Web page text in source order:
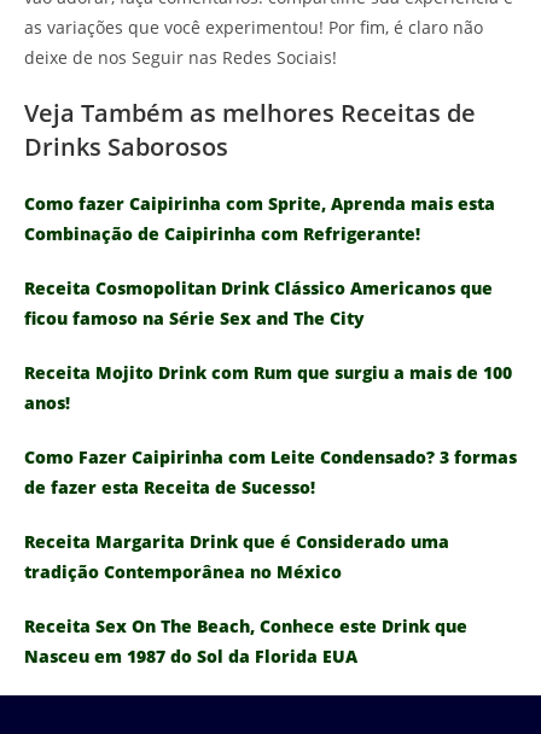
as variações que você experimentou! Por fim, é claro não
deixe de nos Seguir nas Redes Sociais!
Veja Também as melhores Receitas de
Drinks Saborosos
Como fazer Caipirinha com Sprite, Aprenda mais esta
Combinação de Caipirinha com Refrigerante!
Receita Cosmopolitan Drink Clássico Americanos que
ficou famoso na Série Sex and The City
Receita Mojito Drink com Rum que surgiu a mais de 100
anos!
Como Fazer Caipirinha com Leite Condensado? 3 formas
de fazer esta Receita de Sucesso!
Receita Margarita Drink que é Considerado uma
tradição Contemporânea no México
Receita Sex On The Beach, Conhece este Drink que
Nasceu em 1987 do Sol da Florida EUA